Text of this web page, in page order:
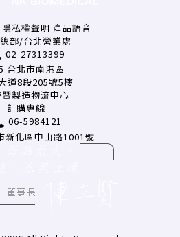
隱私權聲明 產品語音
部/台北營業處
02-27313399
台北市南港區
道8段205號5樓
製造物流中心
訂購專線
06-5984121
新化區中山路1001號